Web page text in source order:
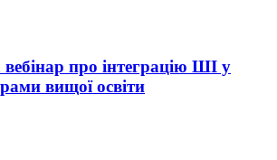
про інтеграцію ШІ у
вищої освіти